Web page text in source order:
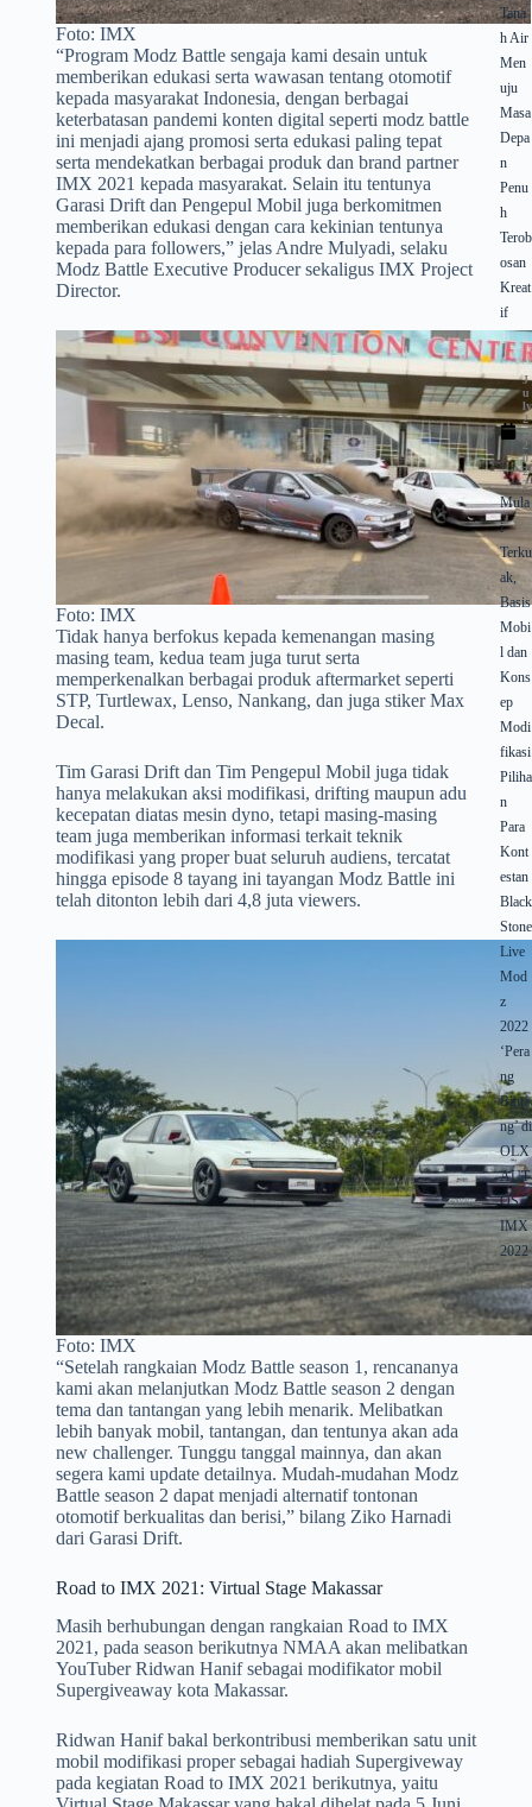
Foto: IMX
“Program Modz Battle sengaja kami desain untuk
memberikan edukasi serta wawasan tentang otomotif
kepada masyarakat Indonesia, dengan berbagai
keterbatasan pandemi konten digital seperti modz battle
ini menjadi ajang promosi serta edukasi paling tepat
serta mendekatkan berbagai produk dan brand partner
IMX 2021 kepada masyarakat. Selain itu tentunya
Garasi Drift dan Pengepul Mobil juga berkomitmen
memberikan edukasi dengan cara kekinian tentunya
kepada para followers,” jelas Andre Mulyadi, selaku
Modz Battle Executive Producer sekaligus IMX Project
Director.
Foto: IMX
Tidak hanya berfokus kepada kemenangan masing
masing team, kedua team juga turut serta
memperkenalkan berbagai produk aftermarket seperti
STP, Turtlewax, Lenso, Nankang, dan juga stiker Max
Decal.
Tim Garasi Drift dan Tim Pengepul Mobil juga tidak
hanya melakukan aksi modifikasi, drifting maupun adu
kecepatan diatas mesin dyno, tetapi masing-masing
team juga memberikan informasi terkait teknik
modifikasi yang proper buat seluruh audiens, tercatat
hingga episode 8 tayang ini tayangan Modz Battle ini
telah ditonton lebih dari 4,8 juta viewers.
Foto: IMX
“Setelah rangkaian Modz Battle season 1, rencananya
kami akan melanjutkan Modz Battle season 2 dengan
tema dan tantangan yang lebih menarik. Melibatkan
lebih banyak mobil, tantangan, dan tentunya akan ada
new challenger. Tunggu tanggal mainnya, dan akan
segera kami update detailnya. Mudah-mudahan Modz
Battle season 2 dapat menjadi alternatif tontonan
otomotif berkualitas dan berisi,” bilang Ziko Harnadi
dari Garasi Drift.
Road to IMX 2021: Virtual Stage Makassar
Masih berhubungan dengan rangkaian Road to IMX
2021, pada season berikutnya NMAA akan melibatkan
YouTuber Ridwan Hanif sebagai modifikator mobil
Supergiveaway kota Makassar.
Ridwan Hanif bakal berkontribusi memberikan satu unit
mobil modifikasi proper sebagai hadiah Supergiveway
pada kegiatan Road to IMX 2021 berikutnya, yaitu
Tana
h Air
Men
uju
Masa
Depa
n
Penu
h
Terob
osan
Kreat
if
J
u
ly
2
2,
2
0
2
2
Mula
i
Terku
ak,
Basis
Mobi
l dan
Kons
ep
Modi
fikasi
Piliha
n
Para
Kont
estan
Black
Stone
Live
Mod
z
2022
‘Pera
ng
Binta
ng’ di
OLX
AUT
OS
IMX
2022